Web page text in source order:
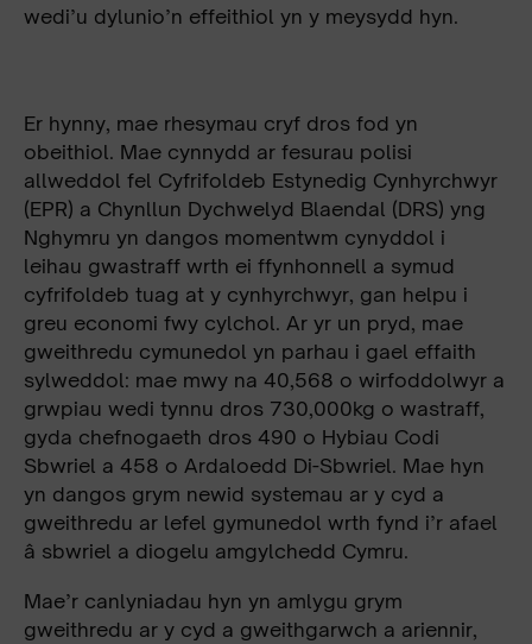
wedi’u dylunio’n effeithiol yn y meysydd hyn.
Er hynny, mae rhesymau cryf dros fod yn
obeithiol. Mae cynnydd ar fesurau polisi
allweddol fel Cyfrifoldeb Estynedig Cynhyrchwyr
(EPR) a Chynllun Dychwelyd Blaendal (DRS) yng
Nghymru yn dangos momentwm cynyddol i
leihau gwastraff wrth ei ffynhonnell a symud
cyfrifoldeb tuag at y cynhyrchwyr, gan helpu i
greu economi fwy cylchol. Ar yr un pryd, mae
gweithredu cymunedol yn parhau i gael effaith
sylweddol: mae mwy na 40,568 o wirfoddolwyr a
grwpiau wedi tynnu dros 730,000kg o wastraff,
gyda chefnogaeth dros 490 o Hybiau Codi
Sbwriel a 458 o Ardaloedd Di-Sbwriel. Mae hyn
yn dangos grym newid systemau ar y cyd a
gweithredu ar lefel gymunedol wrth fynd i’r afael
â sbwriel a diogelu amgylchedd Cymru.
Mae’r canlyniadau hyn yn amlygu grym
gweithredu ar y cyd a gweithgarwch a ariennir,